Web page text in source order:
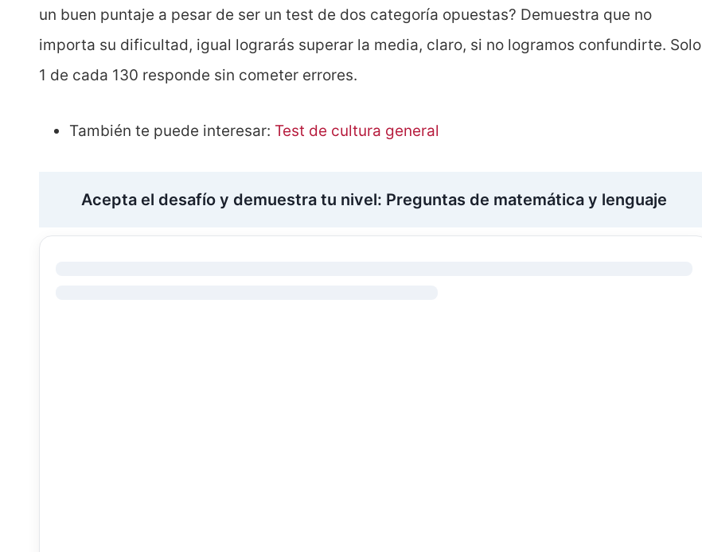
un buen puntaje a pesar de ser un test de dos categoría opuestas? Demuestra que no
importa su dificultad, igual lograrás superar la media, claro, si no logramos confundirte. Solo
1 de cada 130 responde sin cometer errores.
También te puede interesar: Test de cultura general
Acepta el desafío y demuestra tu nivel: Preguntas de matemática y lenguaje